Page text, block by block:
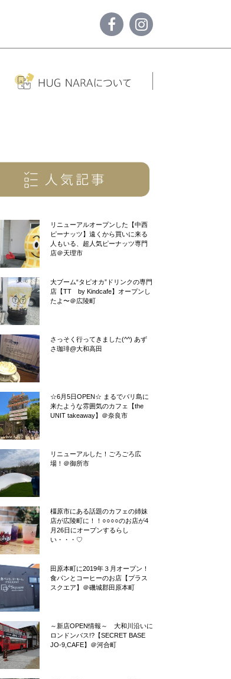
リニューアルオープンした【中西
ピーナッツ】遠くから買いに来る
人もいる、超人気ピーナッツ専門
店＠天理市
大ブーム“タピオカ”ドリンクの専門
店【TT by Kindcafe】オープンし
たよ〜＠広陵町
さっそく行ってきました(^^) あず
さ珈琲@大和高田
☆6月5日OPEN☆ まるでバリ島に
来たような雰囲気のカフェ【the
UNIT takeaway】＠奈良市
リニューアルした！ごろごろ広
場！＠御所市
橿原市にある話題のカフェの姉妹
店が広陵町に！！○○○○のお店が4
月26日にオープンするらし
い・・・♡
田原本町に2019年３月オープン！
食パンとコーヒーのお店【プラス
スクエア】＠磯城郡田原本町
～新店OPEN情報～ 大和川沿いに
ロンドンバス!?【SECRET BASE
JO-9,CAFE】＠河合町